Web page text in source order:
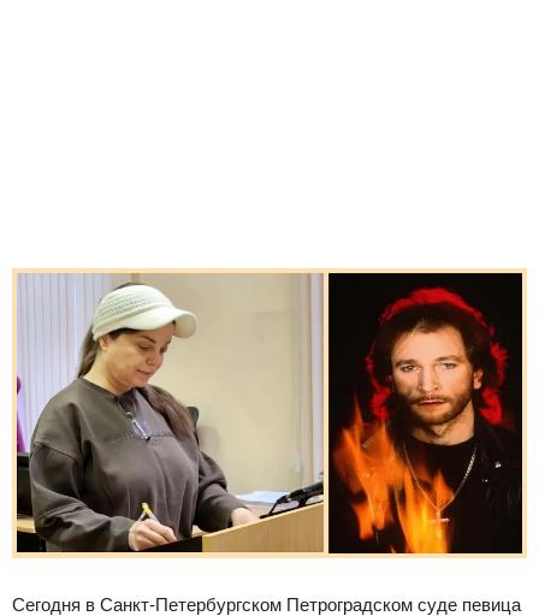
Сегодня в Санкт-Петербургском Петроградском суде певица